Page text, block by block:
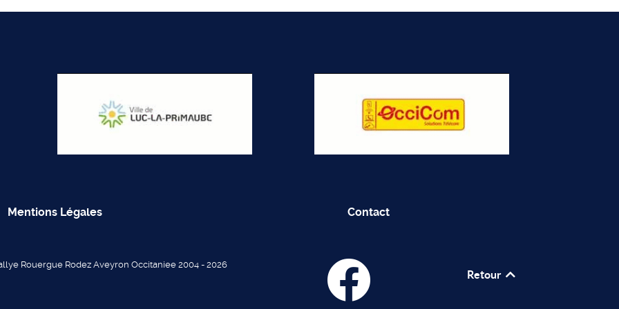
Mentions Légales Contact
Rouergue Rodez Aveyron Occitaniee 2004 - 2026
Retour